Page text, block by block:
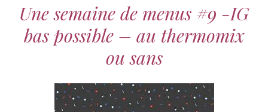
Une semaine de menus #9 -IG
bas possible – au thermomix
ou sans